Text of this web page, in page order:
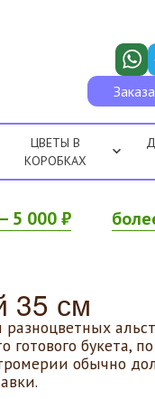
ЦВЕТЫ В
КОРОБКАХ
5 000 ₽
35 см
букета,
обычно